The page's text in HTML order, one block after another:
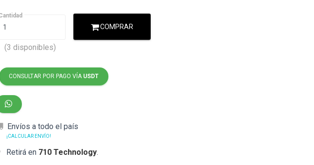
(3 disponibles)
COMPRAR
CONSULTAR POR PAGO VÍA USDT
Envíos a todo el país
¡CALCULAR ENVÍO!
Retirá en 710 Technology.